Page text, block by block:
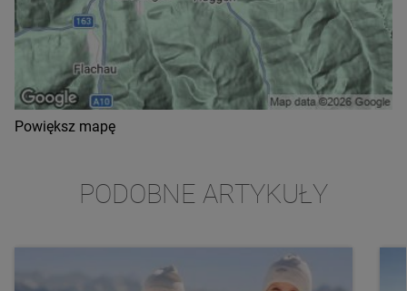
Powiększ mapę
PODOBNE ARTYKUŁY